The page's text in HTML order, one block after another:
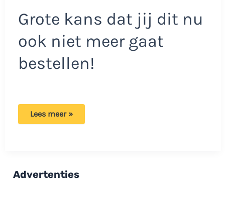
Grote kans dat jij dit nu
ook niet meer gaat
bestellen!
Medewerkers
eten
zij
Lees meer »
Advertenties